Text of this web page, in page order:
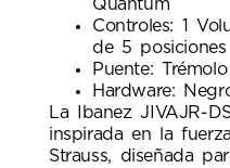
Quantum
Controles: 1
de 5 posiciones
Puente:
Hardware:
La Ibanez JIVAJR-
inspirada en la
Strauss, diseñada